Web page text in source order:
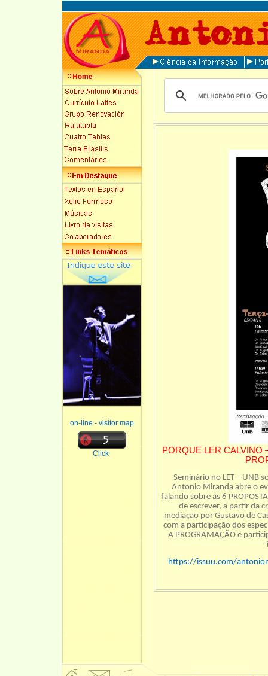
on-line - visitor map
Click
PORQUE LER CALVINO
Seminário no LET – UNB
Antonio Miranda abre o
falando sobre as 6
de escrever, a partir da
mediação por Gustavo de
com a participação dos
A PROGRAMAÇÃO e
https://issuu.com/